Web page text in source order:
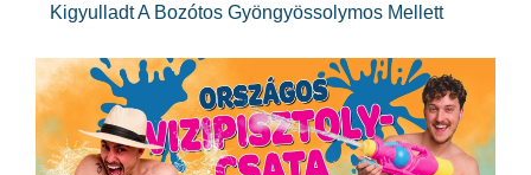
Kigyulladt A Bozótos Gyöngyössolymos Mellett